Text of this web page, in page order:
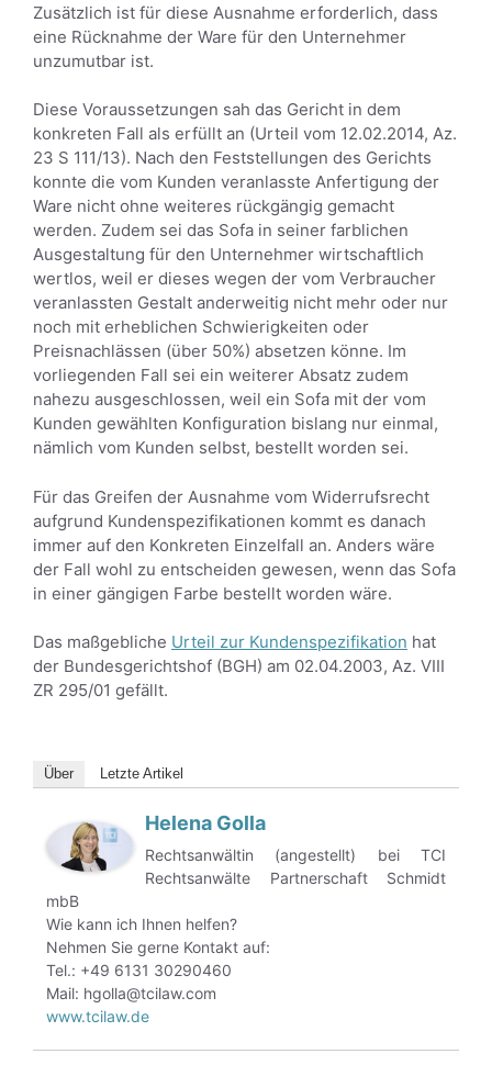
Zusätzlich ist für diese Ausnahme erforderlich, dass
eine Rücknahme der Ware für den Unternehmer
unzumutbar ist.
Diese Voraussetzungen sah das Gericht in dem
konkreten Fall als erfüllt an (Urteil vom 12.02.2014, Az.
23 S 111/13). Nach den Feststellungen des Gerichts
konnte die vom Kunden veranlasste Anfertigung der
Ware nicht ohne weiteres rückgängig gemacht
werden. Zudem sei das Sofa in seiner farblichen
Ausgestaltung für den Unternehmer wirtschaftlich
wertlos, weil er dieses wegen der vom Verbraucher
veranlassten Gestalt anderweitig nicht mehr oder nur
noch mit erheblichen Schwierigkeiten oder
Preisnachlässen (über 50%) absetzen könne. Im
vorliegenden Fall sei ein weiterer Absatz zudem
nahezu ausgeschlossen, weil ein Sofa mit der vom
Kunden gewählten Konfiguration bislang nur einmal,
nämlich vom Kunden selbst, bestellt worden sei.
Für das Greifen der Ausnahme vom Widerrufsrecht
aufgrund Kundenspezifikationen kommt es danach
immer auf den Konkreten Einzelfall an. Anders wäre
der Fall wohl zu entscheiden gewesen, wenn das Sofa
in einer gängigen Farbe bestellt worden wäre.
Das maßgebliche Urteil zur Kundenspezifikation hat
der Bundesgerichtshof (BGH) am 02.04.2003, Az. VIII
ZR 295/01 gefällt.
Über Letzte Artikel
Helena Golla
Rechtsanwältin (angestellt) bei TCI
Rechtsanwälte Partnerschaft Schmidt
mbB
Wie kann ich Ihnen helfen?
Nehmen Sie gerne Kontakt auf:
Tel.: +49 6131 30290460
Mail: hgolla@tcilaw.com
www.tcilaw.de